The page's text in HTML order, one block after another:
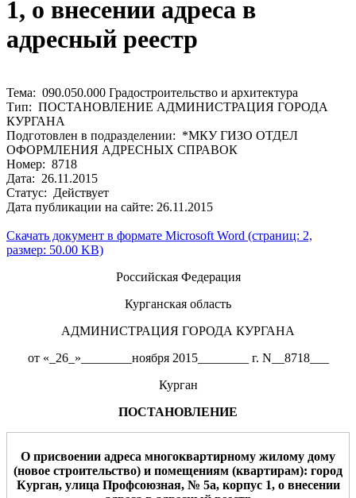
1, о внесении адреса в
адресный реестр
Тема: 090.050.000 Градостроительство и архитектура
Тип: ПОСТАНОВЛЕНИЕ АДМИНИСТРАЦИЯ ГОРОДА
КУРГАНА
Подготовлен в подразделении: *МКУ ГИЗО ОТДЕЛ
ОФОРМЛЕНИЯ АДРЕСНЫХ СПРАВОК
Номер: 8718
Дата: 26.11.2015
Статус: Действует
Дата публикации на сайте: 26.11.2015
Скачать документ в формате Microsoft Word (страниц: 2,
размер: 50.00 KB)
Российская Федерация
Курганская область
АДМИНИСТРАЦИЯ ГОРОДА КУРГАНА
от «_26_»________ноября 2015________ г. N__8718___
Курган
ПОСТАНОВЛЕНИЕ
О присвоении адреса многоквартирному жилому дому
(новое строительство) и помещениям (квартирам): город
Курган, улица Профсоюзная, № 5а, корпус 1, о внесении